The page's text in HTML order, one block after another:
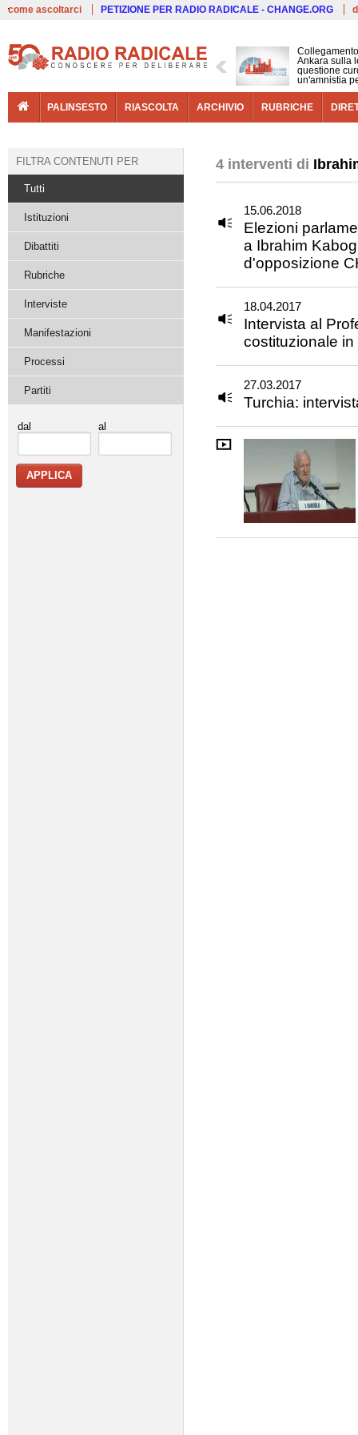
come ascoltarci PETIZIONE PER RADIO RADICALE - CHANGE.ORG
Ankara sulla
questione
un'amnistia
PALINSESTO RIASCOLTA ARCHIVIO RUBRICHE
4 interventi di
15.06.2018
Elezioni
a Ibrahim
d'opposizione
18.04.2017
Intervista al
costituzionale in
27.03.2017
Turchia:
FILTRA CONTENUTI PER
Tutti
Istituzioni
Dibattiti
Rubriche
Interviste
Manifestazioni
Processi
Partiti
dal al